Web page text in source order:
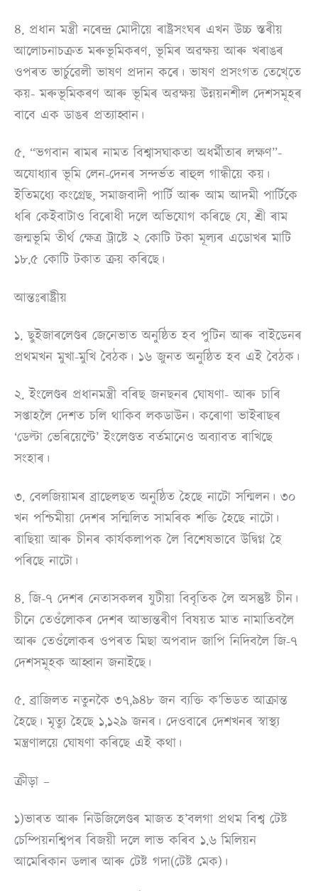
৪. প্ৰধান মন্ত্ৰী নৰেন্দ্ৰ মোদীয়ে ৰাষ্ট্ৰসংঘৰ এখন উচ্চ স্তৰীয়
আলোচনাচক্ৰত মৰুভূমিকৰণ, ভূমিৰ অৱক্ষয় আৰু খৰাঙৰ
ওপৰত ভাৰ্চুৱেলী ভাষণ প্ৰদান কৰে। ভাষণ প্ৰসংগত তেখে্তে
কয়- মৰুভূমিকৰণ আৰু ভূমিৰ অৱক্ষয় উন্নয়নশীল দেশসমূহৰ
বাবে এক ডাঙৰ প্ৰত্যাহ্বান।
৫. “ভগবান ৰামৰ নামত বিশ্বাসঘাকতা অধৰ্মীতাৰ লক্ষণ”-
অযোধ্যাৰ ভূমি লেন-দেনৰ সন্দৰ্ভত ৰাহুল গান্ধীয়ে কয়।
ইতিমধ্যে কংগ্ৰেছ, সমাজবাদী পাৰ্টি আৰু আম আদমী পাৰ্টিকে
ধৰি কেইবাটাও বিৰোধী দলে অভিযোগ কৰিছে যে, শ্ৰী ৰাম
জন্মভূমি তীৰ্থ ক্ষেত্ৰ ট্ৰাষ্টে ২ কোটি টকা মূল্যৰ এডোখৰ মাটি
১৮.৫ কোটি টকাত ক্ৰয় কৰিছে।
আন্তঃৰাষ্ট্ৰীয়
১. ছুইজাৰলেণ্ডৰ জেনেভাত অনুষ্ঠিত হব পুটিন আৰু বাইডেনৰ
প্ৰথমখন মুখা-মুখি বৈঠক। ১৬ জুনত অনুষ্ঠিত হব এই বৈঠক।
২. ইংলেণ্ডৰ প্ৰধানমন্ত্ৰী বৰিছ জনছনৰ ঘোষণা- আৰু চাৰি
সপ্তাহলৈ দেশত চলি থাকিব লকডাউন। কৰোণা ভাইৰাছৰ
‘ডেল্টা ভেৰিয়েণ্টে’ ইংলেণ্ডত বৰ্তমানেও অব্যাবত ৰাখিছে
সংহাৰ।
৩. বেলজিয়ামৰ ব্ৰাছেলছত অনুষ্ঠিত হৈছে নাটো সন্মিলন। ৩০
খন পশ্চিমীয়া দেশৰ সন্মিলিত সামৰিক শক্তি হৈছে নাটো।
ৰাছিয়া আৰু চীনৰ কাৰ্যকলাপক লৈ বিশেষভাবে উদ্বিগ্ন হৈ
পৰিছে নাটো।
৪. জি-৭ দেশৰ নেতাসকলৰ যুটীয়া বিবৃতিক লৈ অসন্তুষ্ট চীন।
চীনে তেওঁলোকৰ দেশৰ আভ্যন্তৰীণ বিষয়ত মাত নামাতিবলৈ
আৰু তেওঁলোকৰ ওপৰত মিছা অপবাদ জাপি নিদিবলৈ জি-৭
দেশসমূহক আহ্বান জনাইছে।
৫. ব্ৰাজিলত নতুনকৈ ৩৭,৯৪৮ জন ব্যক্তি ক’ভিডত আক্ৰান্ত
হৈছে। মৃত্যু হৈছে ১,১২৯ জনৰ। দেওবাৰে দেশখনৰ স্বাস্থ্য
মন্ত্ৰণালয়ে ঘোষণা কৰিছে এই কথা।
ক্ৰীড়া –
১)ভাৰত আৰু নিউজিলেণ্ডৰ মাজত হ’বলগা প্ৰথম বিশ্ব টেষ্ট
চেম্পিয়নশ্বিপৰ বিজয়ী দলে লাভ কৰিব ১.৬ মিলিয়ন
আমেৰিকান ডলাৰ আৰু টেষ্ট গদা(টেষ্ট মেক)।